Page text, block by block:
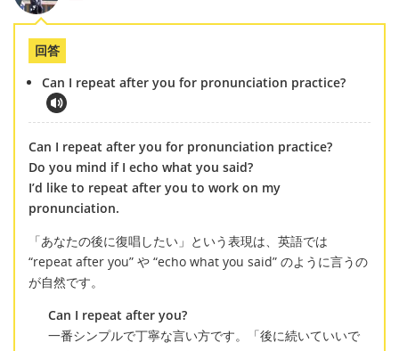
回答
Can I repeat after you for pronunciation practice?
Can I repeat after you for pronunciation practice?
Do you mind if I echo what you said?
I’d like to repeat after you to work on my
pronunciation.
「あなたの後に復唱したい」という表現は、英語では
“repeat after you” や “echo what you said” のように言うの
が自然です。
Can I repeat after you?
一番シンプルで丁寧な言い方です。「後に続いていいで